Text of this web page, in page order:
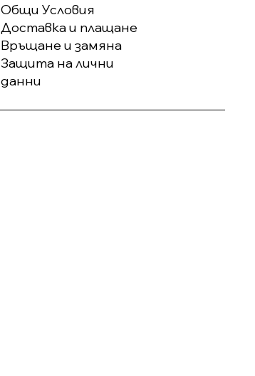
Общи Условия
Доставка и плащане
Връщане и замяна
Защита на лични
данни